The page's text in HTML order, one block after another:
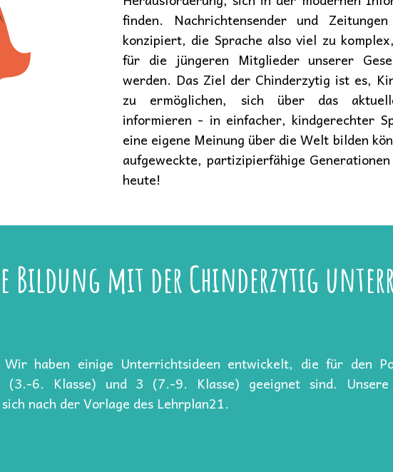
finden. Nachrichtensender und
konzipiert, die Sprache also viel zu
für die jüngeren Mitglieder unserer
werden. Das Ziel der Chinderzytig ist es,
zu ermöglichen, sich über das
informieren - in einfacher, kindgerechter
eine eigene Meinung über die Welt bilden
aufgeweckte, partizipierfähige
heute!
Bildung mit der Chinderzytig
Wir haben einige Unterrichtsideen entwickelt, die für den
6. Klasse) und 3 (7.-9. Klasse) geeignet sind. Unsere
nach der Vorlage des Lehrplan21.